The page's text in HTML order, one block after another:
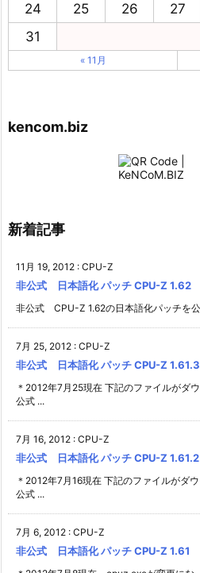
24
25 26 27
31
« 11月
kencom.biz
新着記事
11月 19, 2012 : CPU-Z
非公式 日本語化 パッチ CPU-Z 1.62
非公式 CPU-Z 1.62の日本語化パッチを
7月 25, 2012 : CPU-Z
非公式 日本語化 パッチ CPU-Z 1.61.3
＊2012年7月25現在 下記のファイルがダ
公式 ...
7月 16, 2012 : CPU-Z
非公式 日本語化 パッチ CPU-Z 1.61.2
＊2012年7月16現在 下記のファイルがダ
公式 ...
7月 6, 2012 : CPU-Z
非公式 日本語化 パッチ CPU-Z 1.61